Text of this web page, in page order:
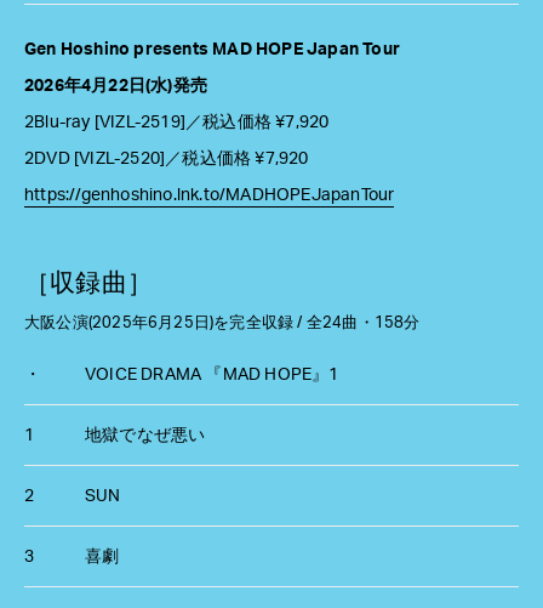
Gen Hoshino presents MAD HOPE Japan Tour
2026年4月22日(水)発売
2Blu-ray [VIZL-2519]／税込価格 ¥7,920
2DVD [VIZL-2520]／税込価格 ¥7,920
https://genhoshino.lnk.to/MADHOPEJapanTour
［収録曲］
大阪公演(2025年6月25日)を完全収録 / 全24曲・158分
・ VOICE DRAMA 『MAD HOPE』1
1 地獄でなぜ悪い
2 SUN
3 喜劇